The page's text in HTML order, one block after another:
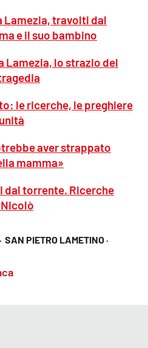
SAN PIETRO LAMETINO ·
Lamezia, travolti dal
e il suo bambino
Lamezia, lo strazio del
le ricerche, le preghiere
aver strappato
mamma»
dal torrente. Ricerche